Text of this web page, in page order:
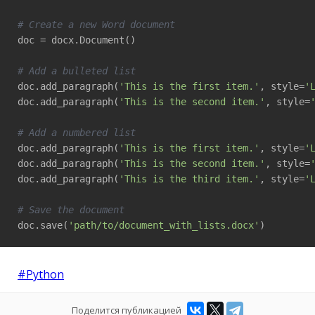
# Create a new Word document
doc = docx.Document()
# Add a bulleted list
doc.add_paragraph( 'This is the first item.' , style=
doc.add_paragraph( 'This is the second item.' , style=
# Add a numbered list
doc.add_paragraph( 'This is the first item.' , style=
doc.add_paragraph( 'This is the second item.' , style=
doc.add_paragraph( 'This is the third item.' , style=
# Save the document
doc.save( 'path/to/document_with_lists.docx' )
#Python
Поделится публикацией